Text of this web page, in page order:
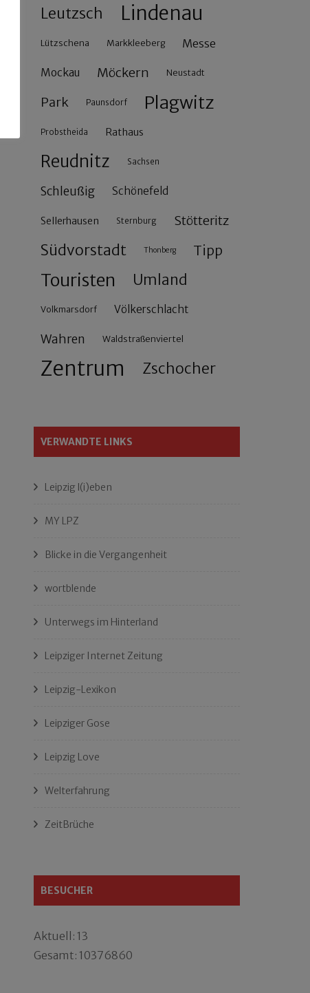
Leutzsch Lindenau
Lützschena Markkleeberg Messe
Mockau Möckern Neustadt
Park Paunsdorf Plagwitz
Probstheida Rathaus
Reudnitz Sachsen
Schleußig Schönefeld
Sellerhausen Sternburg Stötteritz
Südvorstadt Thonberg Tipp
Touristen Umland
Volkmarsdorf Völkerschlacht
Wahren Waldstraßenviertel
Zentrum Zschocher
VERWANDTE LINKS
Leipzig l(i)eben
MY LPZ
Blicke in die Vergangenheit
wortblende
Unterwegs im Hinterland
Leipziger Internet Zeitung
Leipzig-Lexikon
Leipziger Gose
Leipzig Love
Welterfahrung
ZeitBrüche
BESUCHER
Aktuell: 13
Gesamt: 10376860